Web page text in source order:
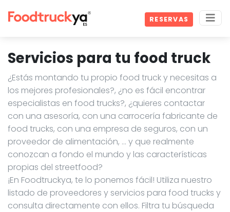
RESERVAS
Servicios para tu food truck
¿Estás montando tu propio food truck y necesitas a
los mejores profesionales?, ¿no es fácil encontrar
especialistas en food trucks?, ¿quieres contactar
con una asesoría, con una carrocería fabricante de
food trucks, con una empresa de seguros, con un
proveedor de alimentación, … y que realmente
conozcan a fondo el mundo y las características
propias del streetfood?
¡En Foodtruckya, te lo ponemos fácil! Utiliza nuestro
listado de proveedores y servicios para food trucks y
consulta directamente con ellos. Filtra tu búsqueda